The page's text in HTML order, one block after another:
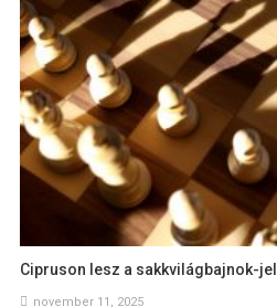
Cipruson lesz a sakkvilágbajnok-
november 11, 2025